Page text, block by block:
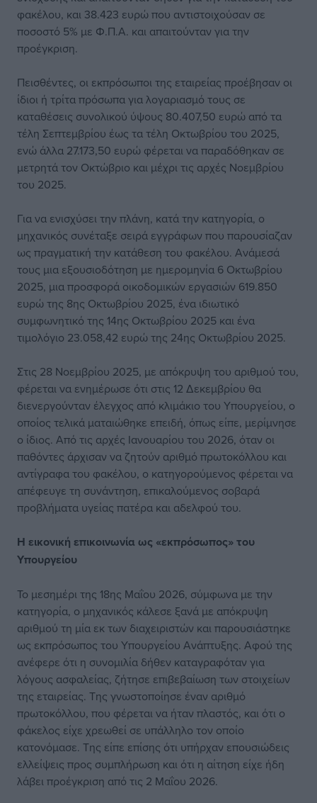
φακέλου, και 38.423 ευρώ που αντιστοιχούσαν σε
ποσοστό 5% με Φ.Π.Α. και απαιτούνταν για την
προέγκριση.
Πεισθέντες, οι εκπρόσωποι της εταιρείας προέβησαν οι
ίδιοι ή τρίτα πρόσωπα για λογαριασμό τους σε
καταθέσεις συνολικού ύψους 80.407,50 ευρώ από τα
τέλη Σεπτεμβρίου έως τα τέλη Οκτωβρίου του 2025,
ενώ άλλα 27.173,50 ευρώ φέρεται να παραδόθηκαν σε
μετρητά τον Οκτώβριο και μέχρι τις αρχές Νοεμβρίου
του 2025.
Για να ενισχύσει την πλάνη, κατά την κατηγορία, ο
μηχανικός συνέταξε σειρά εγγράφων που παρουσίαζαν
ως πραγματική την κατάθεση του φακέλου. Ανάμεσά
τους μια εξουσιοδότηση με ημερομηνία 6 Οκτωβρίου
2025, μια προσφορά οικοδομικών εργασιών 619.850
ευρώ της 8ης Οκτωβρίου 2025, ένα ιδιωτικό
συμφωνητικό της 14ης Οκτωβρίου 2025 και ένα
τιμολόγιο 23.058,42 ευρώ της 24ης Οκτωβρίου 2025.
Στις 28 Νοεμβρίου 2025, με απόκρυψη του αριθμού του,
φέρεται να ενημέρωσε ότι στις 12 Δεκεμβρίου θα
διενεργούνταν έλεγχος από κλιμάκιο του Υπουργείου, ο
οποίος τελικά ματαιώθηκε επειδή, όπως είπε, μερίμνησε
ο ίδιος. Από τις αρχές Ιανουαρίου του 2026, όταν οι
παθόντες άρχισαν να ζητούν αριθμό πρωτοκόλλου και
αντίγραφα του φακέλου, ο κατηγορούμενος φέρεται να
απέφευγε τη συνάντηση, επικαλούμενος σοβαρά
προβλήματα υγείας πατέρα και αδελφού του.
Η εικονική επικοινωνία ως «εκπρόσωπος» του
Υπουργείου
Το μεσημέρι της 18ης Μαΐου 2026, σύμφωνα με την
κατηγορία, ο μηχανικός κάλεσε ξανά με απόκρυψη
αριθμού τη μία εκ των διαχειριστών και παρουσιάστηκε
ως εκπρόσωπος του Υπουργείου Ανάπτυξης. Αφού της
ανέφερε ότι η συνομιλία δήθεν καταγραφόταν για
λόγους ασφαλείας, ζήτησε επιβεβαίωση των στοιχείων
της εταιρείας. Της γνωστοποίησε έναν αριθμό
πρωτοκόλλου, που φέρεται να ήταν πλαστός, και ότι ο
φάκελος είχε χρεωθεί σε υπάλληλο τον οποίο
κατονόμασε. Της είπε επίσης ότι υπήρχαν επουσιώδεις
ελλείψεις προς συμπλήρωση και ότι η αίτηση είχε ήδη
λάβει προέγκριση από τις 2 Μαΐου 2026.